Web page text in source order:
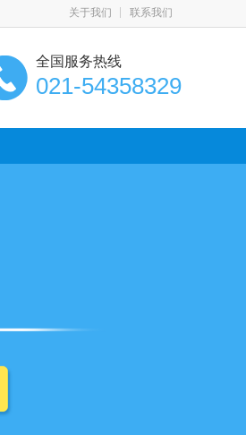
关于我们 联系我们
全国服务热线
021-54358329